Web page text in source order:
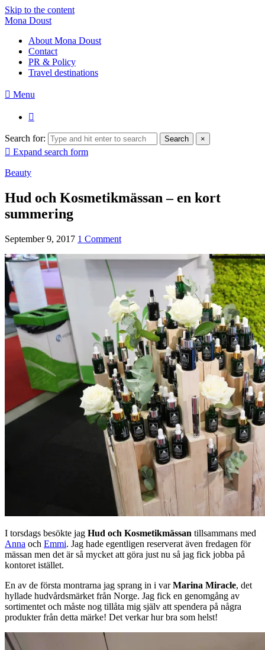
Skip to the content
Mona Doust
About Mona Doust
Contact
PR & Policy
Travel destinations
Menu
Search for: Search ×
Expand search form
Beauty
Hud och Kosmetikmässan – en kort
summering
September 9, 2017 1 Comment
I torsdags besökte jag Hud och Kosmetikmässan tillsammans med
Anna och Emmi. Jag hade egentligen reserverat även fredagen för
mässan men det är så mycket att göra just nu så jag fick jobba på
kontoret istället.
En av de första montrarna jag sprang in i varMarina Miracle, det
hyllade hudvårdsmärket från Norge. Jag fick en genomgång av
sortimentet och måste nog tillåta mig själv att spendera på några
produkter från detta märke! Det verkar hur bra som helst!